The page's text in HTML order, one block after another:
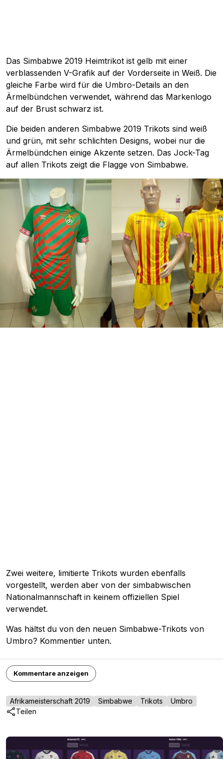
Das Simbabwe 2019 Heimtrikot ist gelb mit einer
verblassenden V-Grafik auf der Vorderseite in Weiß. Die
gleiche Farbe wird für die Umbro-Details an den
Ärmelbündchen verwendet, während das Markenlogo
auf der Brust schwarz ist.
Die beiden anderen Simbabwe 2019 Trikots sind weiß
und grün, mit sehr schlichten Designs, wobei nur die
Ärmelbündchen einige Akzente setzen. Das Jock-Tag
auf allen Trikots zeigt die Flagge von Simbabwe.
Zwei weitere, limitierte Trikots wurden ebenfalls
vorgestellt, werden aber von der simbabwischen
Nationalmannschaft in keinem offiziellen Spiel
verwendet.
Was hältst du von den neuen Simbabwe-Trikots von
Umbro? Kommentier unten.
Kommentare anzeigen
Afrikameisterschaft 2019 Simbabwe Trikots
Umbro
Teilen